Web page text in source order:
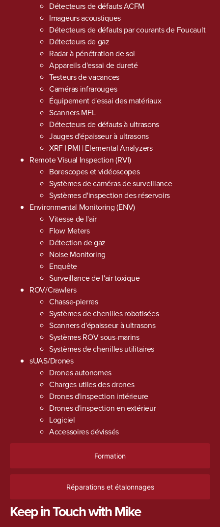
Formation
Réparations et étalonnages
Détecteurs de défauts ACFM
Imageurs acoustiques
Détecteurs de défauts par courants de Foucault
Détecteurs de gaz
Radar à pénétration de sol
Appareils d'essai de dureté
Testeurs de vacances
Caméras infrarouges
Équipement d'essai des matériaux
Scanners MFL
Détecteurs de défauts à ultrasons
Jauges d'épaisseur à ultrasons
XRF | PMI | Elemental Analyzers
Remote Visual Inspection (RVI)
Borescopes et vidéoscopes
Systèmes de caméras de surveillance
Systèmes d'inspection des réservoirs
Environmental Monitoring (ENV)
Vitesse de l'air
Flow Meters
Détection de gaz
Noise Monitoring
Enquête
Surveillance de l'air toxique
ROV/Crawlers
Chasse-pierres
Systèmes de chenilles robotisées
Scanners d'épaisseur à ultrasons
Systèmes ROV sous-marins
Systèmes de chenilles utilitaires
sUAS/Drones
Drones autonomes
Charges utiles des drones
Drones d'inspection intérieure
Drones d'inspection en extérieur
Logiciel
Accessoires dévissés
Keep in Touch with Mike